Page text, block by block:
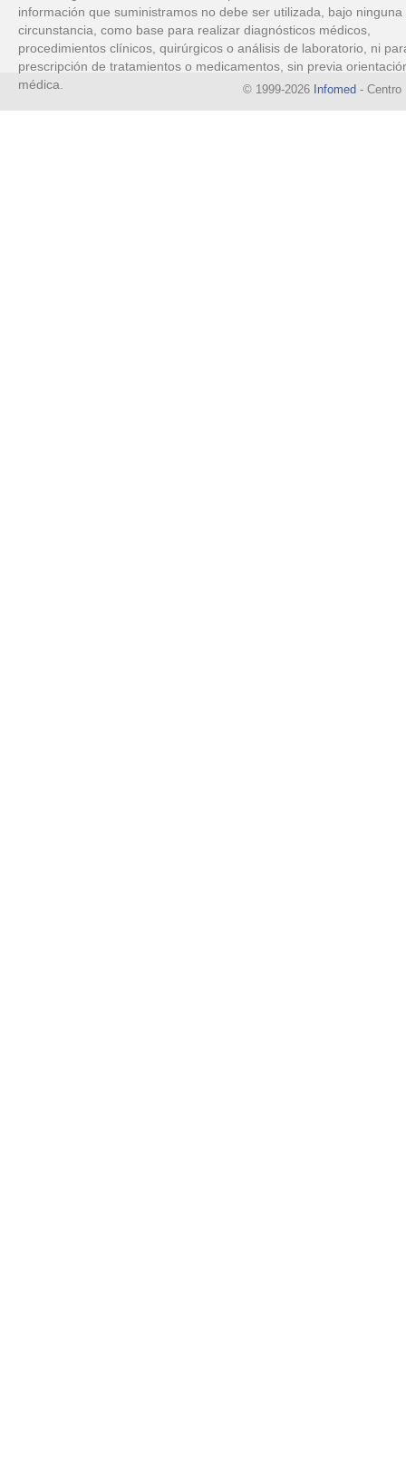
información que suministramos no debe ser utilizada, bajo ninguna
circunstancia, como base para realizar diagnósticos médicos,
procedimientos clínicos, quirúrgicos o análisis de laboratorio, ni
prescripción de tratamientos o medicamentos, sin previa
médica.
© 1999-2026 Infomed - Centro